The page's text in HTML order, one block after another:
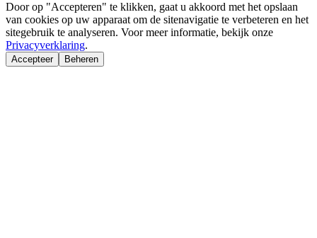
Door op "Accepteren" te klikken, gaat u akkoord met het opslaan
van cookies op uw apparaat om de sitenavigatie te verbeteren en het
sitegebruik te analyseren. Voor meer informatie, bekijk onze
Privacyverklaring.
Accepteer Beheren